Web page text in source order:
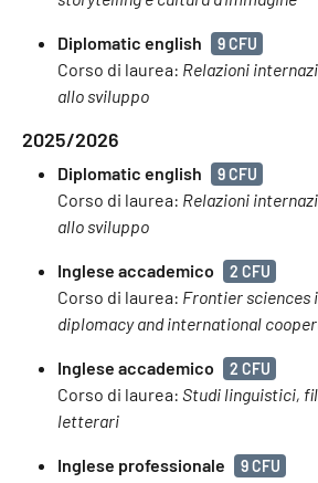
Diplomatic english 9 CFU
Corso di laurea: Relazioni
allo sviluppo
2025/2026
Diplomatic english 9 CFU
Corso di laurea: Relazioni
allo sviluppo
Inglese accademico 2 CFU
Corso di laurea: Frontier sciences
diplomacy and international
Inglese accademico 2 CFU
Corso di laurea: Studi linguistici,
letterari
Inglese professionale 9 CFU